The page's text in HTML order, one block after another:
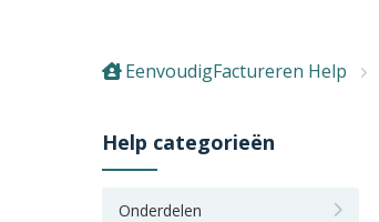
EenvoudigFactureren Help
Help categorieën
Onderdelen